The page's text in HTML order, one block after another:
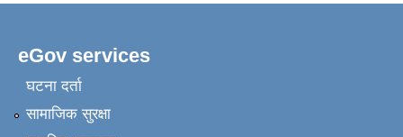
eGov services
घटना दर्ता
सामाजिक सुरक्षा